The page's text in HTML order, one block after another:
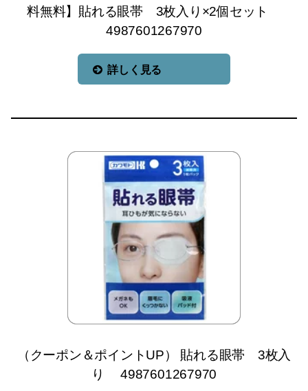
料無料】貼れる眼帯 3枚入り×2個セット
4987601267970
詳しく見る
（クーポン＆ポイントUP） 貼れる眼帯 3枚入
り 4987601267970